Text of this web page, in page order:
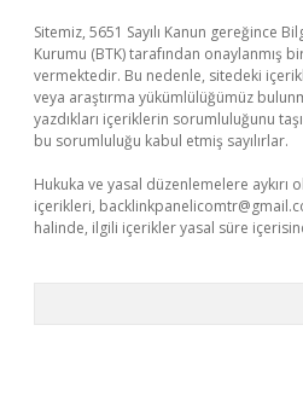
Sitemiz, 5651 Sayılı Kanun gereğince
Kurumu (BTK) tarafından onaylanmış
vermektedir. Bu nedenle, sitedeki
veya araştırma yükümlülüğümüz
yazdıkları içeriklerin sorumluluğunu
bu sorumluluğu kabul etmiş sayılırlar.
Hukuka ve yasal düzenlemelere aykırı
içerikleri,
halinde, ilgili içerikler yasal süre